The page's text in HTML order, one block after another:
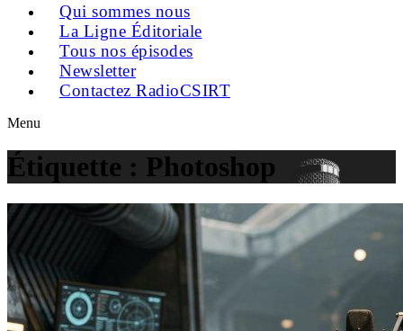
Qui sommes nous
La Ligne Éditoriale
Tous nos épisodes
Newsletter
Contactez RadioCSIRT
Menu
Étiquette : Photoshop